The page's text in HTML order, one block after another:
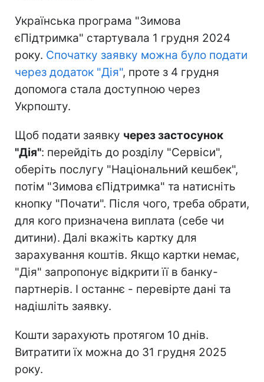
Українська програма "Зимова
єПідтримка" стартувала 1 грудня 2024
року. Спочатку заявку можна було подати
через додаток "Дія", проте з 4 грудня
допомога стала доступною через
Укрпошту.
Щоб подати заявку через застосунок
"Дія": перейдіть до розділу "Сервіси",
оберіть послугу "Національний кешбек",
потім "Зимова єПідтримка" та натисніть
кнопку "Почати". Після чого, треба обрати,
для кого призначена виплата (себе чи
дитини). Далі вкажіть картку для
зарахування коштів. Якщо картки немає,
"Дія" запропонує відкрити її в банку-
партнерів. І останнє - перевірте дані та
надішліть заявку.
Кошти зарахують протягом 10 днів.
Витратити їх можна до 31 грудня 2025
року.